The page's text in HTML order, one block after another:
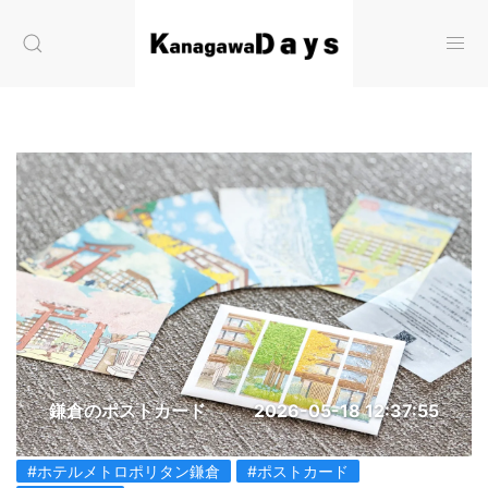
鎌倉のポストカード 2026-05-18 12:37:55
#ホテルメトロポリタン鎌倉
#ポストカード